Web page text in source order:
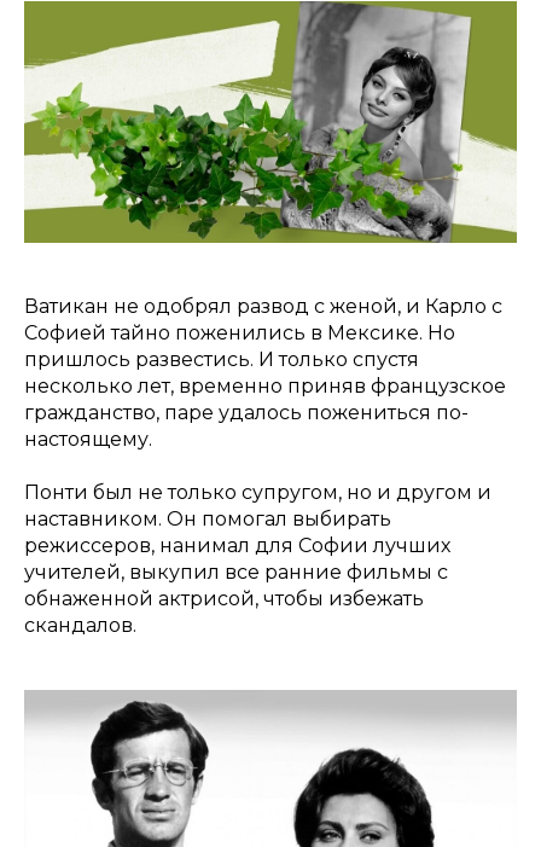
Ватикан не одобрял развод с женой, и Карло с
Софией тайно поженились в Мексике. Но
пришлось развестись. И только спустя
несколько лет, временно приняв французское
гражданство, паре удалось пожениться по-
настоящему.
Понти был не только супругом, но и другом и
наставником. Он помогал выбирать
режиссеров, нанимал для Софии лучших
учителей, выкупил все ранние фильмы с
обнаженной актрисой, чтобы избежать
скандалов.